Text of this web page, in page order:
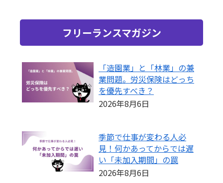
フリーランスマガジン
「造園業」と「林業」の兼
業問題。労災保険はどっち
を優先すべき？
2026年8月6日
季節で仕事が変わる人必
見！何かあってからでは遅
い「未加入期間」の罠
2026年8月6日